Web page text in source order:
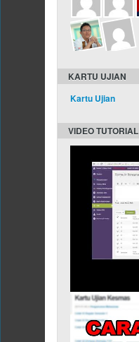
KARTU UJIAN
Kartu Ujian
VIDEO TUTORIAL